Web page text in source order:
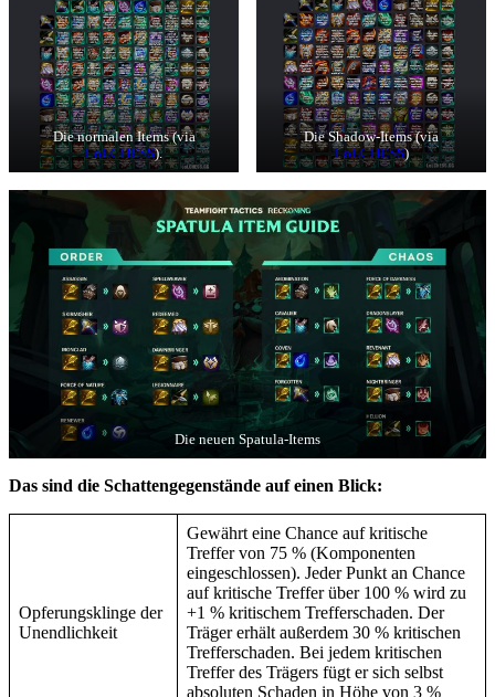
Die normalen Items (via
LoLCHESS).
Die Shadow-Items (via
LoLCHESS)
Die neuen Spatula-Items
Das sind die Schattengegenstände auf einen Blick:
Opferungsklinge der
Unendlichkeit
Gewährt eine Chance auf kritische
Treffer von 75 % (Komponenten
eingeschlossen). Jeder Punkt an Chance
auf kritische Treffer über 100 % wird zu
+1 % kritischem Trefferschaden. Der
Träger erhält außerdem 30 % kritischen
Trefferschaden. Bei jedem kritischen
Treffer des Trägers fügt er sich selbst
absoluten Schaden in Höhe von 3 %